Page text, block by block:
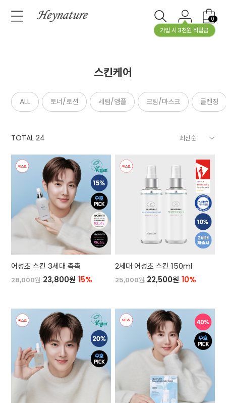
가입 시 3천원 적립금
0
스킨케어
ALL 토너/로션 세럼/앰플 크림/마스크 클렌징
TOTAL24
어성초 스킨 3세대 촉촉
28,000원 23,800원 15%
2세대 어성초 스킨 150ml
25,000원 22,500원 10%